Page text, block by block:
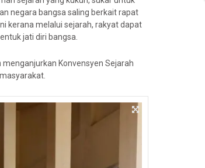
negara bangsa saling berkait rapat
kerana melalui sejarah, rakyat dapat
jati diri bangsa.
Konvensyen Sejarah